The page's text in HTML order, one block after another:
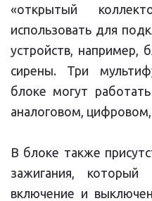
«открытый
использовать для
устройств, например,
сирены. Три
блоке могут
аналоговом,
В блоке также
зажигания, который
включение и